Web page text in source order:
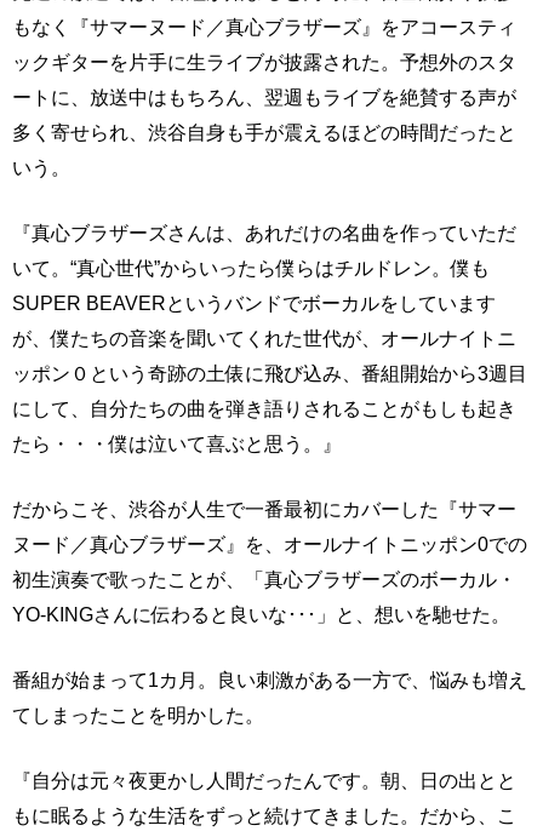
もなく『サマーヌード／真心ブラザーズ』をアコースティ
ックギターを片手に生ライブが披露された。予想外のスタ
ートに、放送中はもちろん、翌週もライブを絶賛する声が
多く寄せられ、渋谷自身も手が震えるほどの時間だったと
いう。
『真心ブラザーズさんは、あれだけの名曲を作っていただ
いて。“真心世代”からいったら僕らはチルドレン。僕も
SUPER BEAVERというバンドでボーカルをしています
が、僕たちの音楽を聞いてくれた世代が、オールナイトニ
ッポン０という奇跡の土俵に飛び込み、番組開始から3週目
にして、自分たちの曲を弾き語りされることがもしも起き
たら・・・僕は泣いて喜ぶと思う。』
だからこそ、渋谷が人生で一番最初にカバーした『サマー
ヌード／真心ブラザーズ』を、オールナイトニッポン0での
初生演奏で歌ったことが、「真心ブラザーズのボーカル・
YO-KINGさんに伝わると良いな･･･」と、想いを馳せた。
番組が始まって1カ月。良い刺激がある一方で、悩みも増え
てしまったことを明かした。
『自分は元々夜更かし人間だったんです。朝、日の出とと
もに眠るような生活をずっと続けてきました。だから、こ